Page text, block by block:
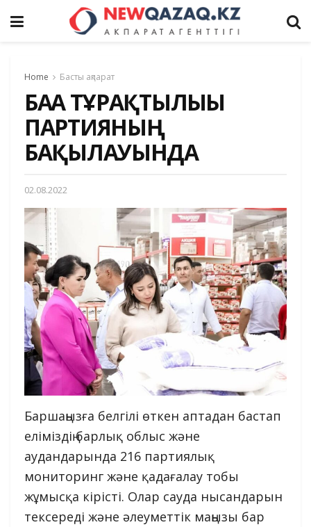
Home Басты ақпарат
БАҒА ТҰРАҚТЫЛЫҒЫ
ПАРТИЯНЫҢ
БАҚЫЛАУЫНДА
02.08.2022
Баршаңызға белгілі өткен аптадан бастап
еліміздің барлық облыс және
аудандарында 216 партиялық
мониторинг және қадағалау тобы
жұмысқа кірісті. Олар сауда нысандарын
тексереді және әлеуметтік маңызы бар